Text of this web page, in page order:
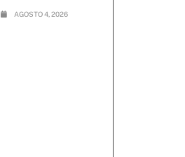
AGOSTO 4, 2026